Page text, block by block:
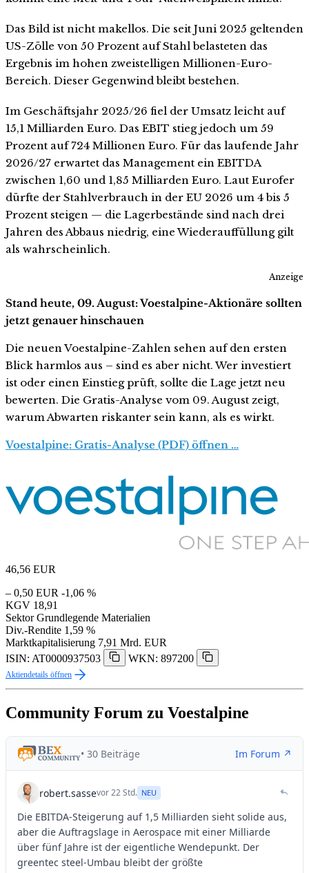
Das Bild ist nicht makellos. Die seit Juni 2025 geltenden
US-Zölle von 50 Prozent auf Stahl belasteten das
Ergebnis im hohen zweistelligen Millionen-Euro-
Bereich. Dieser Gegenwind bleibt bestehen.
Im Geschäftsjahr 2025/26 fiel der Umsatz leicht auf
15,1 Milliarden Euro. Das EBIT stieg jedoch um 59
Prozent auf 724 Millionen Euro. Für das laufende Jahr
2026/27 erwartet das Management ein EBITDA
zwischen 1,60 und 1,85 Milliarden Euro. Laut Eurofer
dürfte der Stahlverbrauch in der EU 2026 um 4 bis 5
Prozent steigen — die Lagerbestände sind nach drei
Jahren des Abbaus niedrig, eine Wiederauffüllung gilt
als wahrscheinlich.
Anzeige
Stand heute, 09. August: Voestalpine-Aktionäre sollten
jetzt genauer hinschauen
Die neuen Voestalpine-Zahlen sehen auf den ersten
Blick harmlos aus – sind es aber nicht. Wer investiert
ist oder einen Einstieg prüft, sollte die Lage jetzt neu
bewerten. Die Gratis-Analyse vom 09. August zeigt,
warum Abwarten riskanter sein kann, als es wirkt.
Voestalpine: Gratis-Analyse (PDF) öffnen …
46,56 EUR
– 0,50 EUR -1,06 %
KGV 18,91
Sektor Grundlegende Materialien
Div.-Rendite 1,59 %
Marktkapitalisierung 7,91 Mrd. EUR
ISIN: AT0000937503
WKN: 897200
Aktiendetails öffnen
Community Forum zu Voestalpine